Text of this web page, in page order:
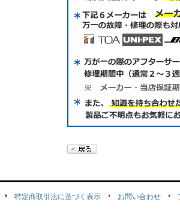
特定商取引法に基づく表示 お問い合わせ